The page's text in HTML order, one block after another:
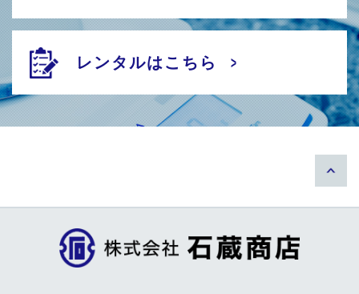
レンタルはこちら